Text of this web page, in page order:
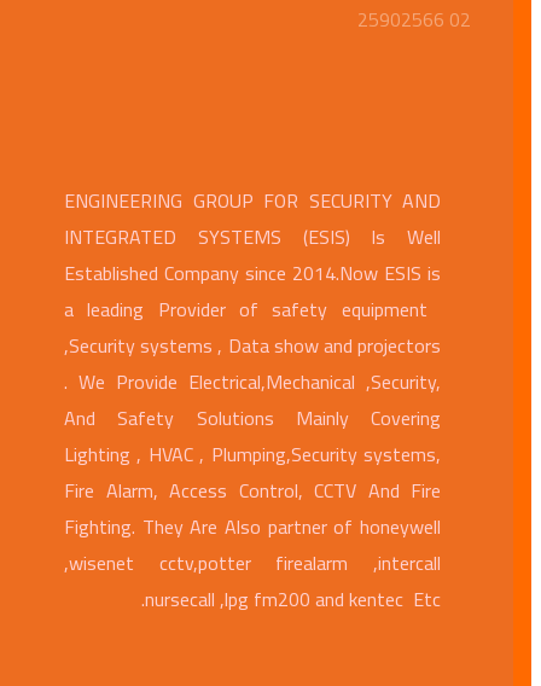
02 25902566
ENGINEERING GROUP FOR SECURITY AND
INTEGRATED SYSTEMS (ESIS) Is Well
Established Company since 2014.Now ESIS is
a leading Provider of safety equipment
,Security systems , Data show and projectors
. We Provide Electrical,Mechanical ,Security,
And Safety Solutions Mainly Covering
Lighting , HVAC , Plumping,Security systems,
Fire Alarm, Access Control, CCTV And Fire
Fighting. They Are Also partner of honeywell
,wisenet cctv,potter firealarm ,intercall
nursecall ,lpg fm200 and kentec Etc.